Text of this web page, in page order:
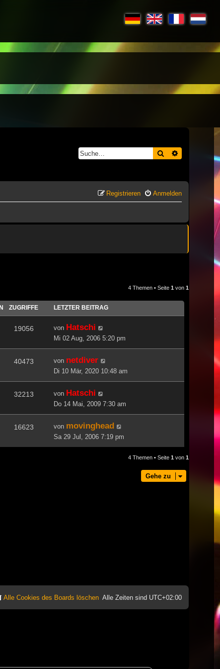
Suche Erweiterte
Anmelden
Registrieren
4 Themen • Seite 1 von 1
ZUGRIFFE LETZTER BEITRAG
19056 von Hatschi
Mi 02 Aug, 2006 5:20 pm
40473 von netdiver
Di 10 Mär, 2020 10:48 am
32213 von Hatschi
Do 14 Mai, 2009 7:30 am
16623 von movinghead
Sa 29 Jul, 2006 7:19 pm
4 Themen • Seite 1 von 1
Gehe zu
Alle Zeiten sind UTC+02:00
Alle Cookies des Boards löschen